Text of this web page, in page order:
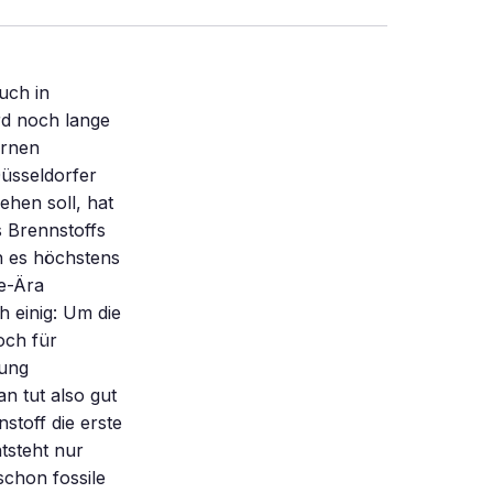
Heimatstandort als CO2-Einsparmaßnahme anrechnen zu lassen. Vor allem in osteuropäischen Nationen und Schwellenländern sollten die Firmen mit gutem Beispiel vorangehen. Da die Umweltstandards dort meist schlechter sind als in der EU, sollte die Technik dort die nachhaltige Industrie in Schwung bringen. Doch es war kaum durchschaubar, unter welchen Umstän-den die Behörden in Osteuropa Zertifikate ausstellten. Diese überschwemmten den Markt und der Preis fiel. Inzwischen haben viele Länder Zertifikate-Systeme etabliert, etwa Australien und Südkorea, außerdem mehrere chinesische Städte und Provinzen. „ Ich gehe davon aus, dass diese Märkte in naher Zukunft zu einem funk